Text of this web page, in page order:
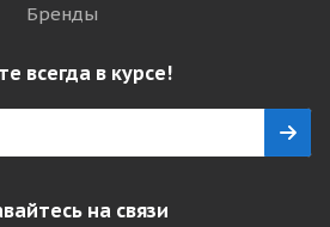
Бренды
всегда в курсе!
на связи